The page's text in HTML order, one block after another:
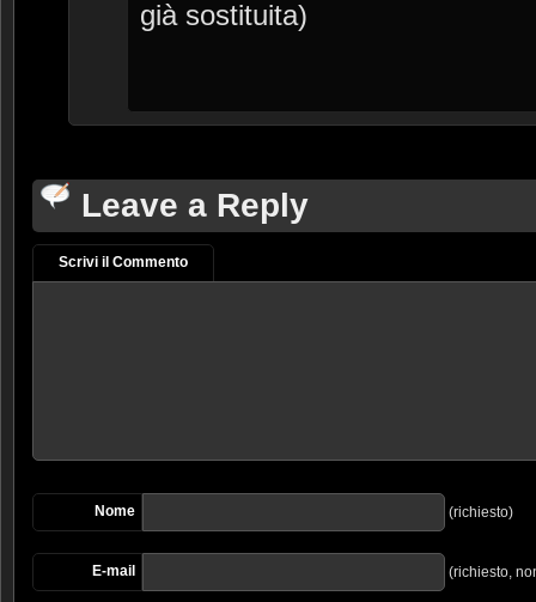
già sostituita)
Leave a Reply
Scrivi il Commento
Nome (richiesto)
E-mail (richiesto,